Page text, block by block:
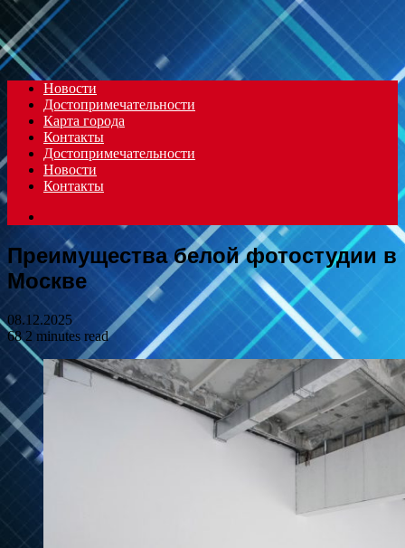
Menu
Новости
Достопримечательности
Карта города
Контакты
Достопримечательности
Новости
Контакты
Преимущества белой фотостудии в
Москве
08.12.2025
68 2 minutes read